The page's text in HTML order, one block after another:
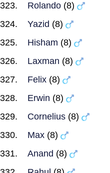
Rolando (8)
Yazid (8)
Hisham (8)
Laxman (8)
Felix (8)
Erwin (8)
Cornelius (8)
Max (8)
Anand (8)